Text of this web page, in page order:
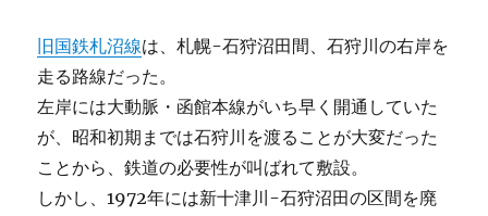
旧国鉄札沼線は、札幌-石狩沼田間、石狩川の右岸を
走る路線だった。
左岸には大動脈・函館本線がいち早く開通していた
が、昭和初期までは石狩川を渡ることが大変だった
ことから、鉄道の必要性が叫ばれて敷設。
しかし、1972年には新十津川-石狩沼田の区間を廃